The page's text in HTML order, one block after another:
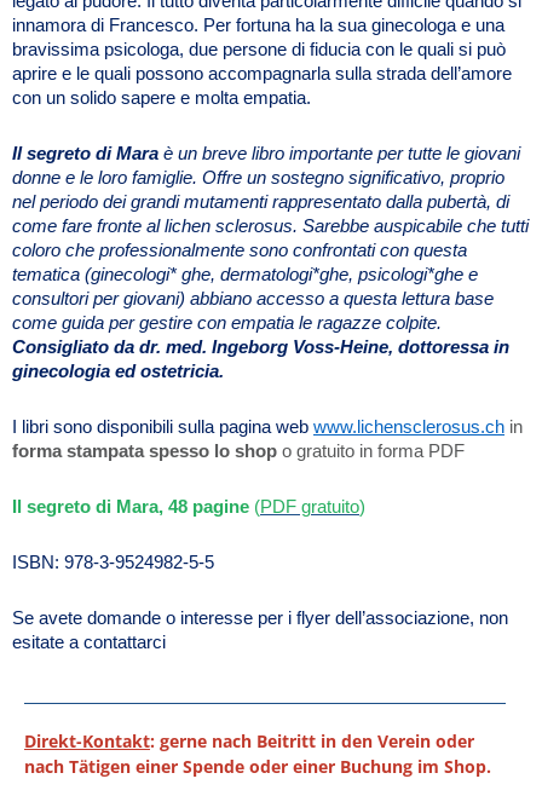
innamora di Francesco. Per fortuna ha la sua ginecologa e una
bravissima psicologa, due persone di fiducia con le quali si può
aprire e le quali possono accompagnarla sulla strada dell’amore
con un solido sapere e molta empatia.
Il segreto di Mara è un breve libro importante per tutte le giovani
donne e le loro famiglie. Offre un sostegno significativo, proprio
nel periodo dei grandi mutamenti rappresentato dalla pubertà, di
come fare fronte al lichen sclerosus. Sarebbe auspicabile che tutti
coloro che professionalmente sono confrontati con questa
tematica (ginecologi* ghe, dermatologi*ghe, psicologi*ghe e
consultori per giovani) abbiano accesso a questa lettura base
come guida per gestire con empatia le ragazze colpite.
Consigliato da dr. med. Ingeborg Voss-Heine, dottoressa in
ginecologia ed ostetricia.
I libri sono disponibili sulla pagina web www.lichensclerosus.ch in
forma stampata spesso lo shop o gratuito in forma PDF
Il segreto di Mara, 48 pagine (PDF gratuito)
ISBN: 978-3-9524982-5-5
Se avete domande o interesse per i flyer dell’associazione, non
esitate a contattarci
Direkt-Kontakt: gerne nach Beitritt in den Verein oder
nach Tätigen einer Spende oder einer Buchung im Shop.